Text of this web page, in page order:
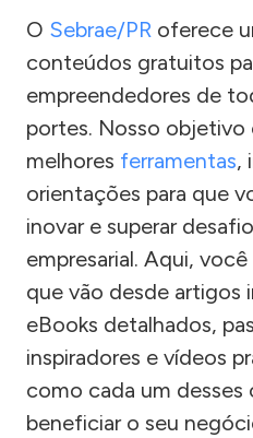
O Sebrae/PR oferece
conteúdos gratuitos
empreendedores de
portes. Nosso objetivo
melhores ferramentas,
orientações para que
inovar e superar
empresarial. Aqui,
que vão desde artigos
eBooks detalhados,
inspiradores e vídeos
como cada um
beneficiar o seu